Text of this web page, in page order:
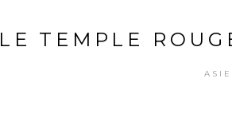
LE TEMPLE
ASIE